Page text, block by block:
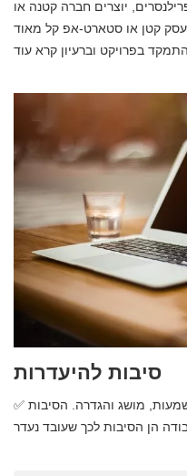
יוצרים חברה קטנה או
עסק קטן או סטארט-אפ קל מאוד
סיבות להיעדרות
✅ סיבות להיעדרות בעבודה | מה זה, משמעות, מושג והגדרה. הסיבות